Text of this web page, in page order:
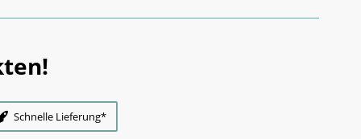
Schnelle Lieferung*